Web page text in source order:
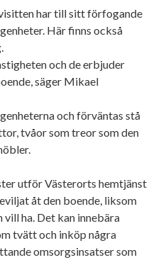
har till sitt förfogande
Här finns också
och de erbjuder
säger Mikael
och förväntas stå
tvåor som treor som den
utför Västerorts hemtjänst
åt den boende, liksom
ha. Det kan innebära
tvätt och inköp några
omsorgsinsatser som